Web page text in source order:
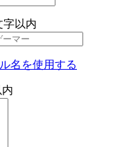
字以内
名を使用する
内